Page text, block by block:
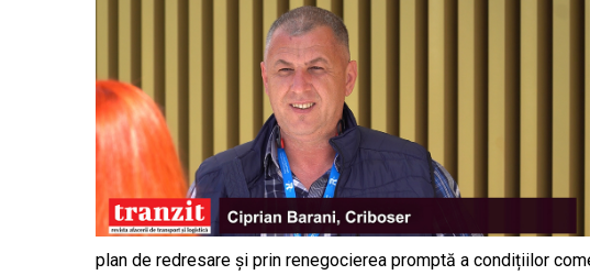
plan de redresare și prin renegocierea promptă a condițiilor